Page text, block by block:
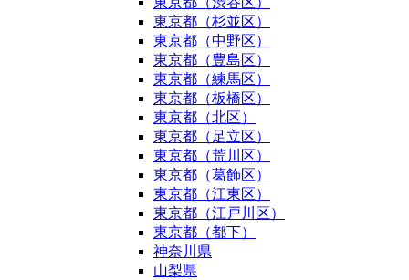
東京都（杉並区）
東京都（中野区）
東京都（豊島区）
東京都（練馬区）
東京都（板橋区）
東京都（北区）
東京都（足立区）
東京都（荒川区）
東京都（葛飾区）
東京都（江東区）
東京都（江戸川区）
東京都（都下）
神奈川県
山梨県